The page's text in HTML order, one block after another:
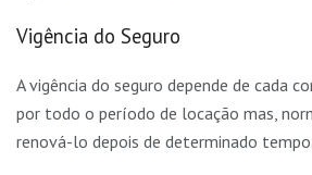
Vigência do Seguro
A vigência do seguro depende de cada
por todo o período de locação mas,
renová-lo depois de determinado tempo.